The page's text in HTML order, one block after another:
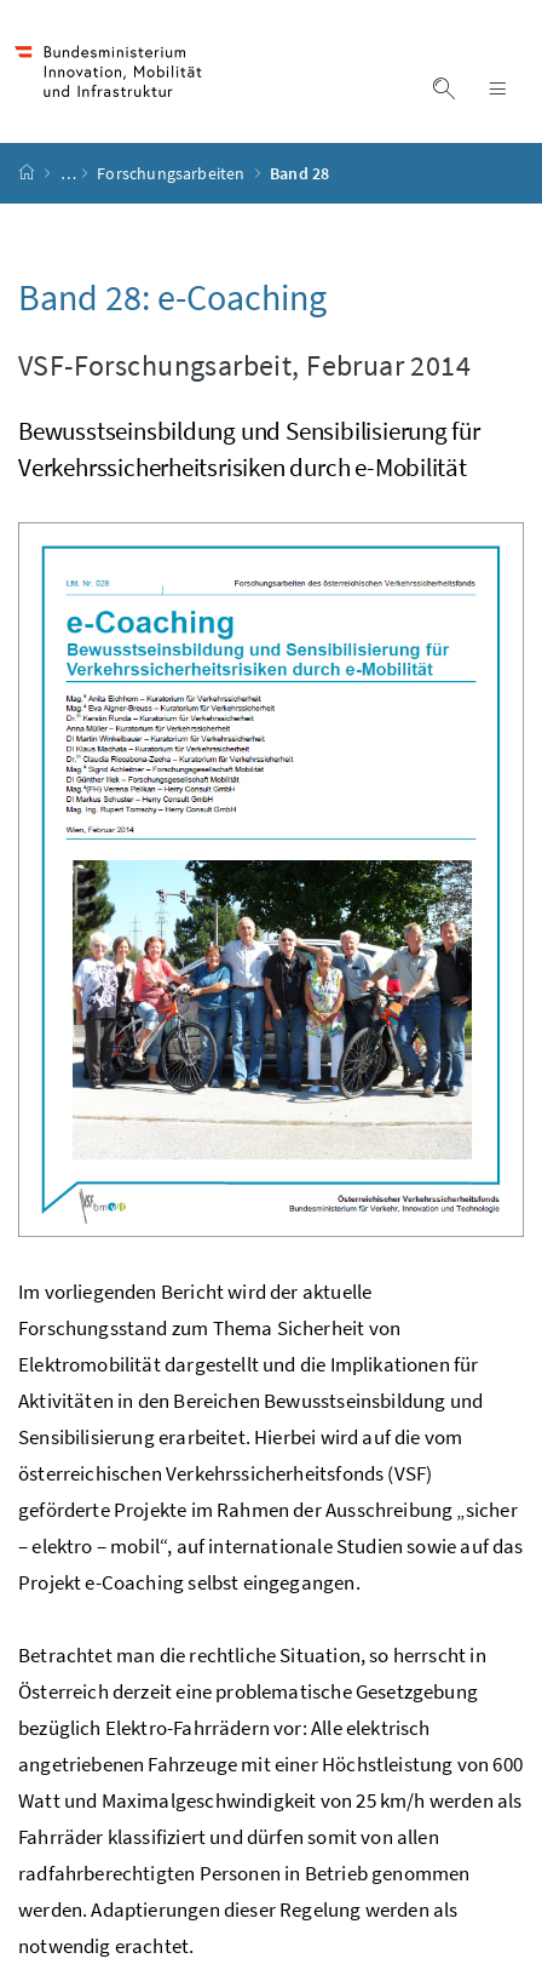
Suche
Startseite
… Forschungsarbeiten Band 28
Band 28: e-Coaching
VSF-Forschungsarbeit, Februar 2014
Bewusstseinsbildung und Sensibilisierung für
Verkehrssicherheitsrisiken durche-Mobilität
Im vorliegenden Bericht wird der aktuelle
Forschungsstand zum Thema Sicherheit von
Elektromobilität dargestellt und die Implikationen für
Aktivitäten in den Bereichen Bewusstseinsbildung und
Sensibilisierung erarbeitet. Hierbei wird auf die vom
österreichischen Verkehrssicherheitsfonds (VSF)
geförderte Projekte im Rahmen der Ausschreibung „sicher
– elektro – mobil“, auf internationale Studien sowie auf das
Projekte-Coachingselbst eingegangen.
Betrachtet man die rechtliche Situation, so herrscht in
Österreich derzeit eine problematische Gesetzgebung
bezüglich Elektro-Fahrrädern vor: Alle elektrisch
angetriebenen Fahrzeuge mit einer Höchstleistung von 600
Watt und Maximalgeschwindigkeit von 25km/h werden als
Fahrräder klassifiziert und dürfen somit von allen
radfahrberechtigten Personen in Betrieb genommen
werden. Adaptierungen dieser Regelung werden als
notwendig erachtet.